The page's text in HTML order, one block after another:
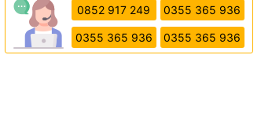
0852 917 249 0355 365 936
0355 365 936 0355 365 936